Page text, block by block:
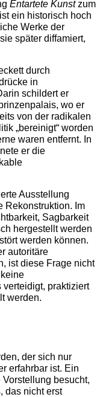
Entartete Kunstzum
ein historisch hoch
Werke der
später diffamiert,
durch
in
schildert er
wo er
von der radikalen
„bereinigt“ worden
waren entfernt. In
er die
Ausstellung
Rekonstruktion. Im
Sagbarkeit
hergestellt werden
werden können.
autoritäre
ist diese Frage nicht
praktiziert
werden.
der sich nur
erfahrbar ist. Ein
besucht,
das nicht erst